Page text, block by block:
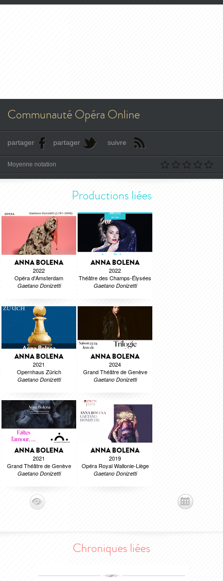
Communauté Opéra Online
partager partager suivre
Moyenne notation
Productions liées
ANNA BOLENA
2022
Opéra d'Amsterdam
Gaetano Donizetti
ANNA BOLENA
2022
Théâtre des Champs-Élysées
Gaetano Donizetti
ANNA BOLENA
2021
Opernhaus Zürich
Gaetano Donizetti
ANNA BOLENA
2024
Grand Théâtre de Genève
Gaetano Donizetti
ANNA BOLENA
2021
Grand Théâtre de Genève
Gaetano Donizetti
ANNA BOLENA
2019
Opéra Royal Wallonie-Liège
Gaetano Donizetti
Chroniques liées